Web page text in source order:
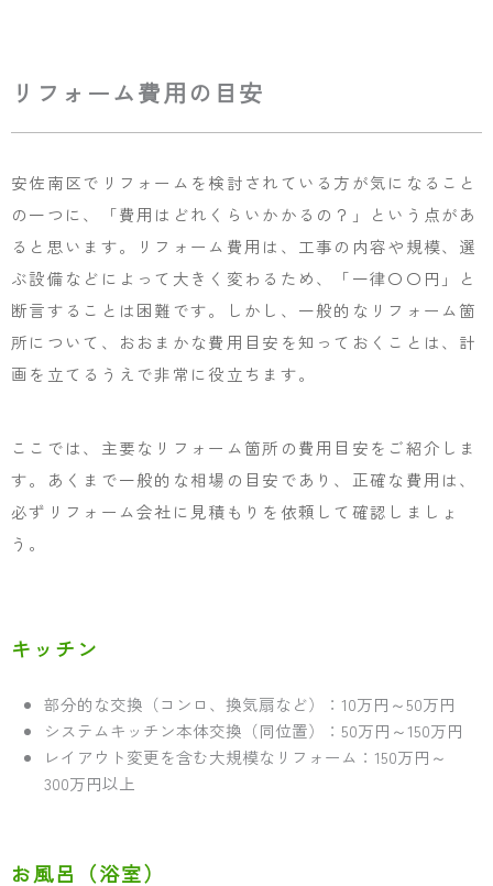
リフォーム費用の目安
安佐南区でリフォームを検討されている方が気になること
の一つに、「費用はどれくらいかかるの？」という点があ
ると思います。リフォーム費用は、工事の内容や規模、選
ぶ設備などによって大きく変わるため、「一律〇〇円」と
断言することは困難です。しかし、一般的なリフォーム箇
所について、おおまかな費用目安を知っておくことは、計
画を立てるうえで非常に役立ちます。
ここでは、主要なリフォーム箇所の費用目安をご紹介しま
す。あくまで一般的な相場の目安であり、正確な費用は、
必ずリフォーム会社に見積もりを依頼して確認しましょ
う。
キッチン
部分的な交換（コンロ、換気扇など）：10万円～50万円
システムキッチン本体交換（同位置）：50万円～150万円
レイアウト変更を含む大規模なリフォーム：150万円～
300万円以上
お風呂（浴室）